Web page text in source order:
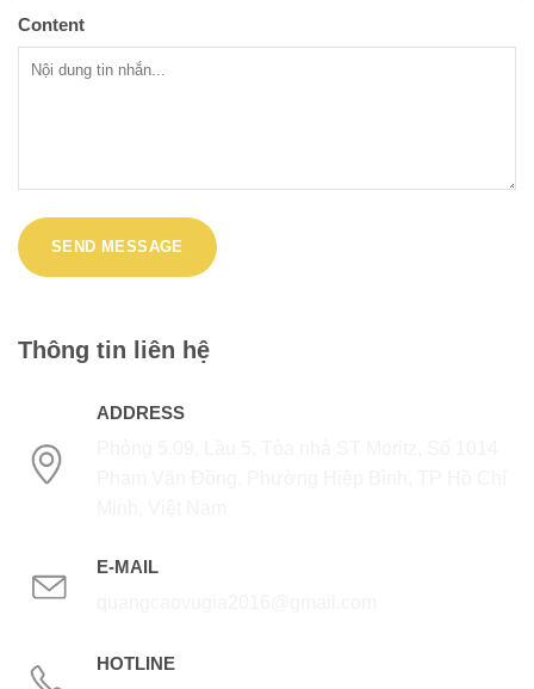
Content
Thông tin liên hệ
ADDRESS
E-MAIL
HOTLINE